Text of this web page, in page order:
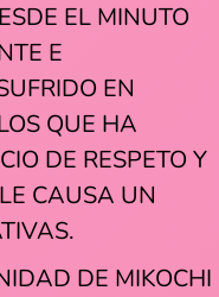
EL MINUTO
E
EN
QUE HA
DE RESPETO Y
CAUSA UN
DE MIKOCHI